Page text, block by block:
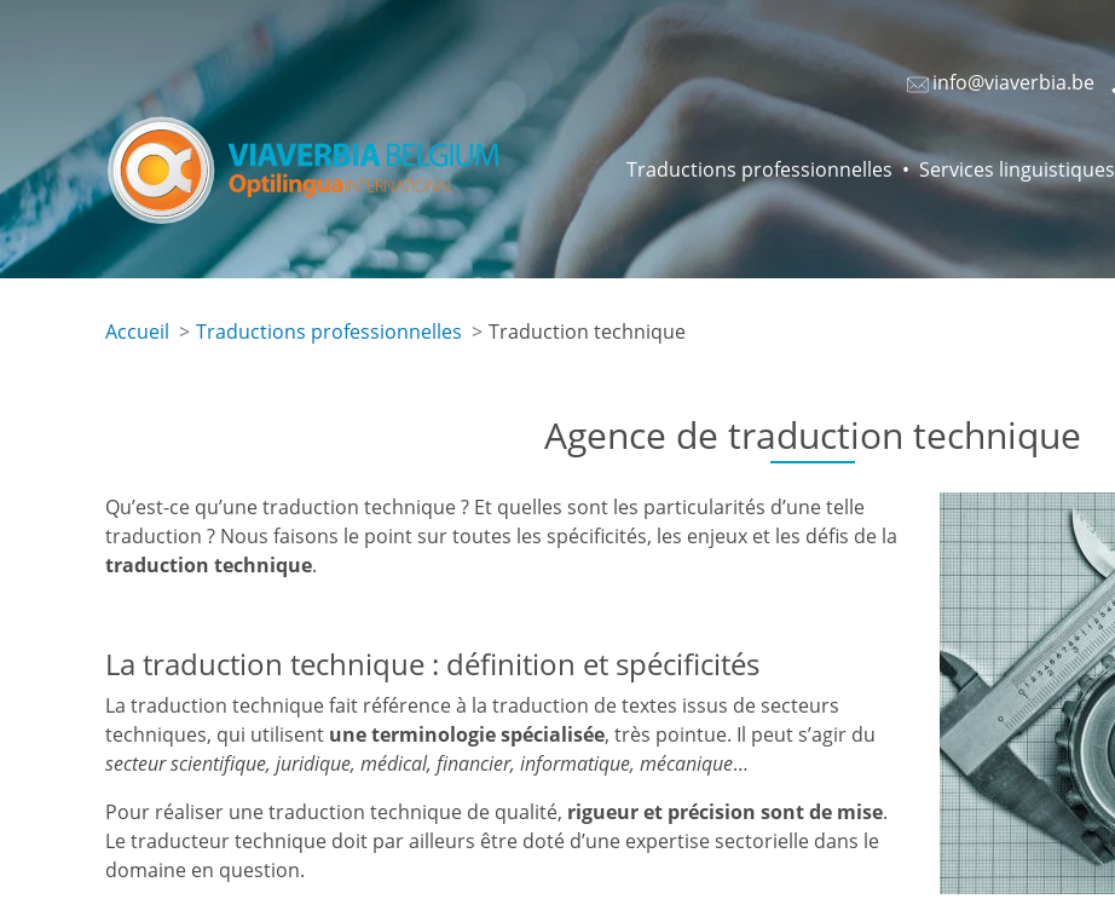
info@viaverbia.be
Traductions professionnelles Services linguistiques
Accueil Traductions professionnelles Traduction technique
Agence de traduction technique
Qu’est-ce qu’une traduction technique ? Et quelles sont les particularités d’une telle
traduction ? Nous faisons le point sur toutes les spécificités, les enjeux et les défis de la
traduction technique.
La traduction technique : définition et spécificités
La traduction technique fait référence à la traduction de textes issus de secteurs
techniques, qui utilisent une terminologie spécialisée, très pointue. Il peut s’agir du
secteur scientifique, juridique, médical, financier, informatique, mécanique…
Pour réaliser une traduction technique de qualité, rigueur et précision sont de mise.
Le traducteur technique doit par ailleurs être doté d’une expertise sectorielle dans le
domaine en question.